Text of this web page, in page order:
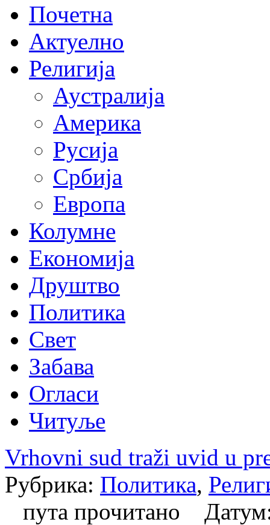
Почетна
Актуелно
Религија
Аустралија
Америка
Русија
Србија
Европа
Колумне
Економија
Друштво
Политика
Свет
Забава
Огласи
Читуље
Vrhovni sud traži uvid u
Рубрика: Политика,
пута прочитано